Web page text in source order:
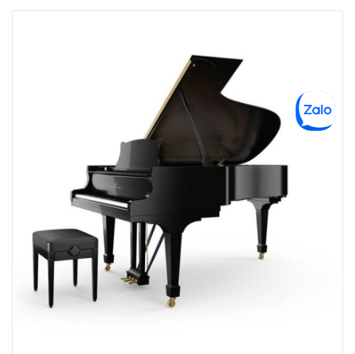
180B Võ Thị Sáu, Phường Xuân Hòa, TPHCM, Quận 3, Hồ Chí Minh
Việt Thương Music - 369 Điện Biên Phủ
369 Điện Biên Phủ, Phường Bàn Cờ, TPHCM, Quận 3, Hồ Chí Minh
Việt Thương Music - 102Q An Dương Vương
102Q Đường An Dương Vương, Phường An Đông, TPHCM, Quận 5, Hồ Chí
Việt Thương Music - 49E Phan Đăng Lưu
49E Phan Đăng Lưu, Phường Bình Thạnh, TPHCM, Quận Bình Thạnh, Hồ
Việt Thương Music - Phường Gò Vấp
11 Đường số 3, Khu dân cư Cityland Park Hill, Phường Gò Vấp, TPHCM,
Quận Gò Vấp, Hồ Chí Minh
Việt Thương Music - 12 Quốc Hương
Tầng G, Tòa nhà Thảo Điền Pearl, 12 Quốc Hương, Phường An Khánh,
TPHCM, Quận 2, Hồ Chí Minh
Việt Thương Music - 442 Lũy Bán Bích
442 Lũy Bán Bích, Phường Tân Phú, TPHCM, Quận Tân Phú, Hồ Chí Minh